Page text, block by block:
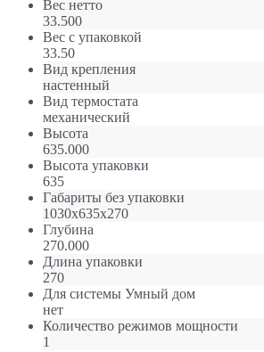
Вес нетто
33.500
Вес с упаковкой
33.50
Вид крепления
настенный
Вид термостата
механический
Высота
635.000
Высота упаковки
635
Габариты без упаковки
1030х635х270
Глубина
270.000
Длина упаковки
270
Для системы Умный дом
нет
Количество режимов мощности
1